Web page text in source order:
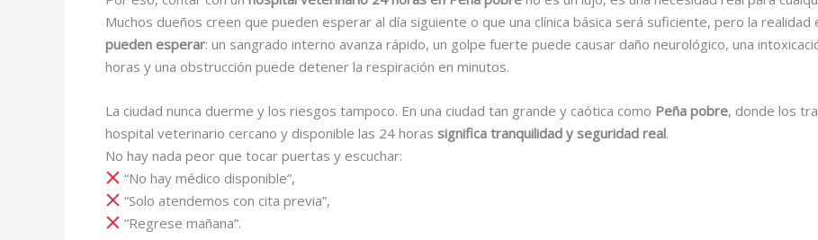
Muchos dueños creen que pueden esperar al día siguiente o que una clínica básica será suficiente, pero la realidad
pueden esperar: un sangrado interno avanza rápido, un golpe fuerte puede causar daño neurológico, una
horas y una obstrucción puede detener la respiración en minutos.
La ciudad nunca duerme y los riesgos tampoco. En una ciudad tan grande y caótica como Peña pobre, donde los
hospital veterinario cercano y disponible las 24 horas significa tranquilidad y seguridad real.
No hay nada peor que tocar puertas y escuchar:
“No hay médico disponible”,
“Solo atendemos con cita previa”,
“Regrese mañana”.